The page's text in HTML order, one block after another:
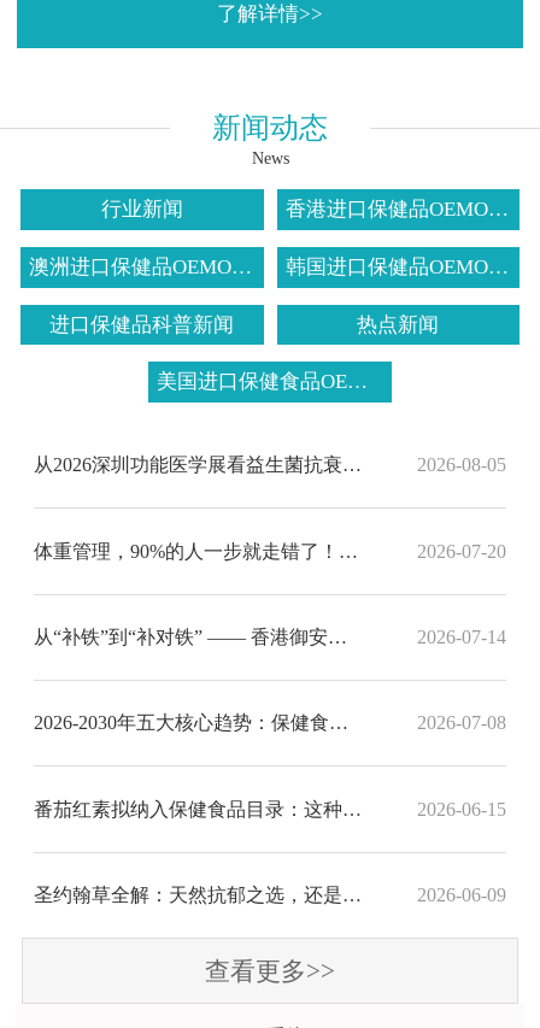
了解详情>>
新闻动态
News
行业新闻 香港进口保健品OEMODM
澳洲进口保健品OEMODM 韩国进口保健品OEMODM
进口保健品科普新闻 热点新闻
美国进口保健食品OEMODM
从2026深圳功能医学展看益生菌抗衰：科研突破如何走向代工量产？ 2026-08-05
体重管理，90%的人一步就走错了！香港御安营养带你走出误区 2026-07-20
从“补铁”到“补对铁” —— 香港御安解码铁元素补充的科学新标准 2026-07-14
2026-2030年五大核心趋势：保健食品行业进入价值重塑期 2026-07-08
番茄红素拟纳入保健食品目录：这种红色素凭何被官方“盖章”？香港保健品代工厂带您深挖科学依据 2026-06-15
圣约翰草全解：天然抗郁之选，还是危险草药？香港保健品代工厂为您解惑 2026-06-09
查看更多>>